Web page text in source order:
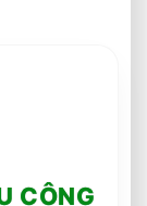
CÔNG